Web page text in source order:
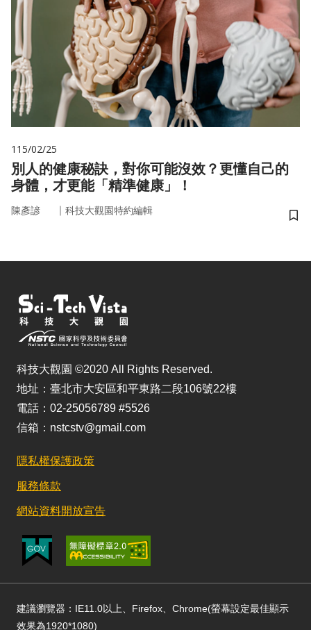
115/02/25
別人的健康秘訣，對你可能沒效？更懂自己的
身體，才更能「精準健康」！
陳彥諺 ｜ 科技大觀園特約編輯
儲
科技大觀園 ©2020 All Rights Reserved.
地址：臺北市大安區和平東路二段106號22樓
電話：02-25056789 #5526
信箱：nstcstv@gmail.com
隱私權保護政策
服務條款
網站資料開放宣告
建議瀏覽器：IE11.0以上、Firefox、Chrome(螢幕設定最佳顯示
效果為1920*1080)